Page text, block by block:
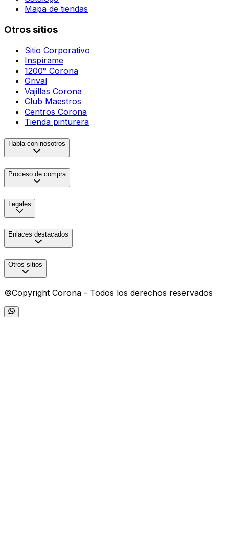
Mapa de tiendas
Otros sitios
Sitio Corporativo
Inspírame
1200° Corona
Grival
Vajillas Corona
Club Maestros
Centros Corona
Tienda pinturera
Habla con nosotros
Proceso de compra
Legales
Enlaces destacados
Otros sitios
©Copyright Corona - Todos los derechos reservados